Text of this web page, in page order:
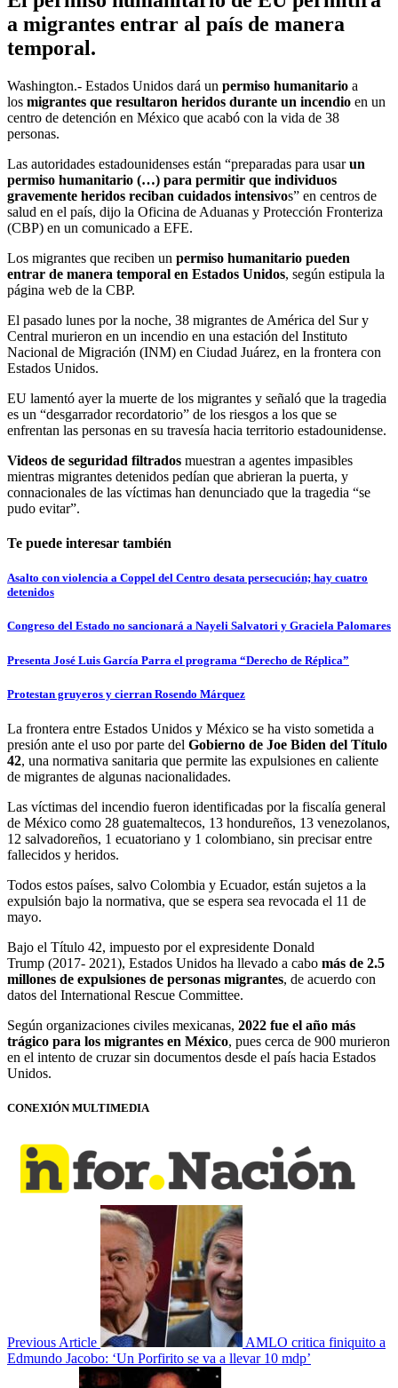
a migrantes entrar al país de manera
temporal.
Washington.- Estados Unidos dará un permiso humanitario a
los migrantes que resultaron heridos durante un incendio en un
centro de detención en México que acabó con la vida de 38
personas.
Las autoridades estadounidenses están “preparadas para usarun
permiso humanitario (…) para permitir que individuos
gravemente heridos reciban cuidados intensivos” en centros de
salud en el país, dijo la Oficina de Aduanas y Protección Fronteriza
(CBP) en un comunicado a EFE.
Los migrantes que reciben un permiso humanitario pueden
entrar de manera temporal en Estados Unidos, según estipula la
página web de la CBP.
El pasado lunes por la noche, 38 migrantes de América del Sur y
Central murieron en un incendio en una estación del Instituto
Nacional de Migración (INM) en Ciudad Juárez, en la frontera con
Estados Unidos.
EU lamentó ayer la muerte de los migrantes y señaló que la tragedia
es un “desgarrador recordatorio” de los riesgos a los que se
enfrentan las personas en su travesía hacia territorio estadounidense.
Videos de seguridad filtrados muestran a agentes impasibles
mientras migrantes detenidos pedían que abrieran la puerta, y
connacionales de las víctimas han denunciado que la tragedia “se
pudo evitar”.
Te puede interesar también
Asalto con violencia a Coppel del Centro desata persecución; hay cuatro
detenidos
Congreso del Estado no sancionará a Nayeli Salvatori y Graciela Palomares
Presenta José Luis García Parra el programa “Derecho de Réplica”
Protestan gruyeros y cierran Rosendo Márquez
La frontera entre Estados Unidos y México se ha visto sometida a
presión ante el uso por parte del Gobierno de Joe Biden del Título
42, una normativa sanitaria que permite las expulsiones en caliente
de migrantes de algunas nacionalidades.
Las víctimas del incendio fueron identificadas por la fiscalía general
de México como 28 guatemaltecos, 13 hondureños, 13 venezolanos,
12 salvadoreños, 1 ecuatoriano y 1 colombiano, sin precisar entre
fallecidos y heridos.
Todos estos países, salvo Colombia y Ecuador, están sujetos a la
expulsión bajo la normativa, que se espera sea revocada el 11 de
mayo.
Bajo el Título 42, impuesto por el expresidente Donald
Trump (2017- 2021), Estados Unidos ha llevado a cabo más de 2.5
millones de expulsiones de personas migrantes, de acuerdo con
datos del International Rescue Committee.
Según organizaciones civiles mexicanas, 2022 fue el año más
trágico para los migrantes en México, pues cerca de 900 murieron
en el intento de cruzar sin documentos desde el país hacia Estados
Unidos.
CONEXIÓN MULTIMEDIA
Previous Article
AMLO critica finiquito a
Edmundo Jacobo: ‘Un Porfirito se va a llevar 10 mdp’